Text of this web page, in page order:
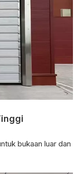
bukaan luar dan